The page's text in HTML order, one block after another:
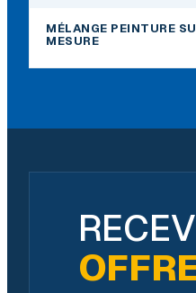
MÉLANGE PEINTURE
MESURE